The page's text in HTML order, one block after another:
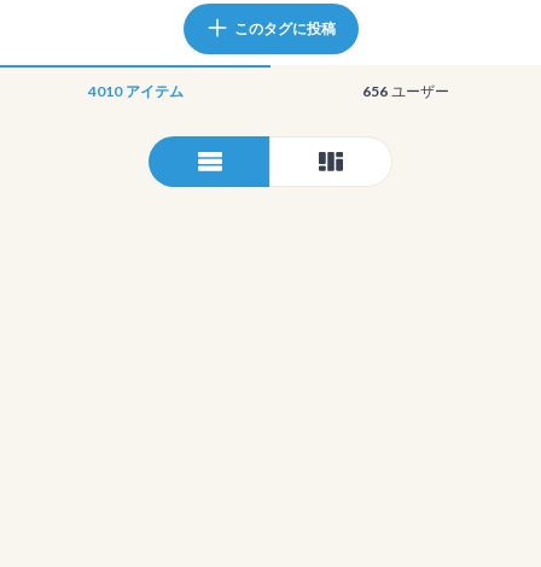
このタグに投稿
4010 アイテム 656 ユーザー